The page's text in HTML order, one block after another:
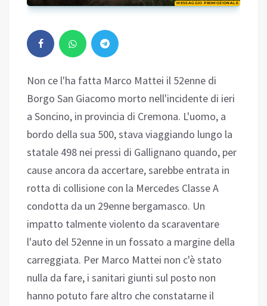
MESSAGGIO PROMOZIONALE
Non ce l'ha fatta Marco Mattei il 52enne di
Borgo San Giacomo morto nell'incidente di ieri
a Soncino, in provincia di Cremona. L'uomo, a
bordo della sua 500, stava viaggiando lungo la
statale 498 nei pressi di Gallignano quando, per
cause ancora da accertare, sarebbe entrata in
rotta di collisione con la Mercedes Classe A
condotta da un 29enne bergamasco. Un
impatto talmente violento da scaraventare
l'auto del 52enne in un fossato a margine della
carreggiata. Per Marco Mattei non c'è stato
nulla da fare, i sanitari giunti sul posto non
hanno potuto fare altro che constatarne il